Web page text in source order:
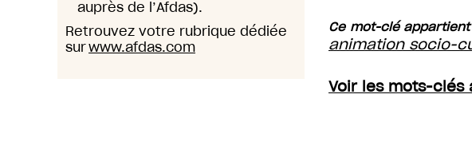
auprès de l’Afdas).
Retrouvez votre rubrique dédiée
surwww.afdas.com
Ce mot-clé
animation socio-
Voir les mots-clés